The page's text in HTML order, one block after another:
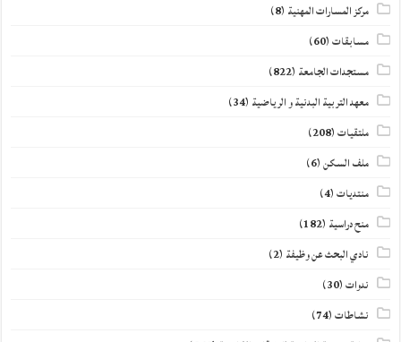
مركز المسارات المهنية (8)
مسابقات(60)
مستجدات الجامعة (822)
معهد التربية البدنية و الرياضية (34)
ملتقيات(208)
ملف السكن(6)
منتديات(4)
منح دراسية (182)
نادي البحث عن وظيفة (2)
ندوات(30)
نشاطات(74)